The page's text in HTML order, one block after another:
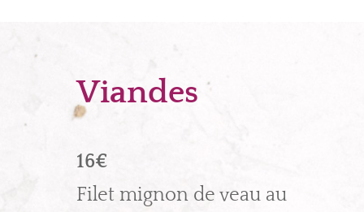
Viandes
16€
Filet mignon de veau au